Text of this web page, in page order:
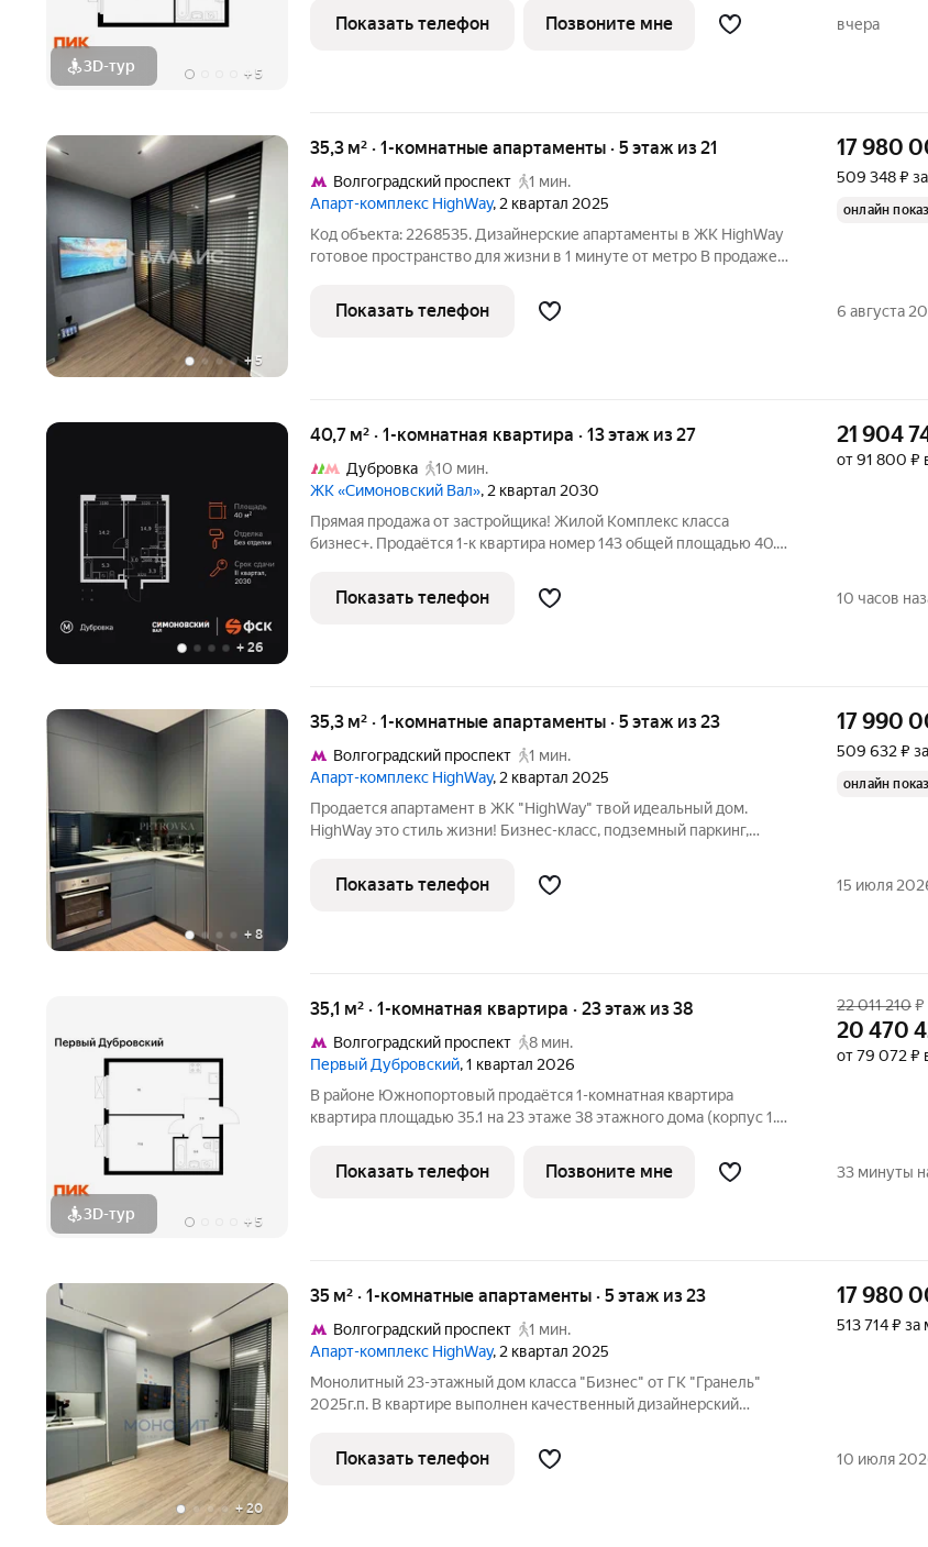
3D-тур + 5
расположение 5 минут пешком до станции метро «Волгоградский
проспект». 7 минут
Показать телефон Позвоните мне вчера
+ 5
35,3 м² · 1-комнатные апартаменты · 5 этаж из 21
Волгоградский проспект
1 мин.
Апарт-комплекс HighWay, 2 квартал 2025
Код объекта: 2268535. Дизайнерские апартаменты в ЖК HighWay
готовое пространство для жизни в 1 минуте от метро В продаже
HighWay. Здесь уже создано всё, чтобы просто открыть дверь и
начать жить:
17 980
509 348 ₽
онлайн показ
Показать телефон 6 августа
+ 26
40,7 м² · 1-комнатная квартира · 13 этаж из 27
Дубровка
10 мин.
ЖК «Симоновский Вал», 2 квартал 2030
Прямая продажа от застройщика! Жилой Комплекс класса
бизнес+. Продаётся 1-к квартира номер 143 общей площадью 40.7
спальня, в которой можно разместить большую кровать. -
Линейная
21 904
от 91 800 ₽
Показать телефон 10 часов
+ 8
35,3 м² · 1-комнатные апартаменты · 5 этаж из 23
Волгоградский проспект
1 мин.
Апарт-комплекс HighWay, 2 квартал 2025
Продается апартамент в ЖК "HighWay" твой идеальный дом.
HighWay это стиль жизни! Бизнес-класс, подземный паркинг,
Безопасность на высшем уровне! Квартира после дизайнерского
ремонта с
17 990
509 632 ₽
онлайн показ
Показать телефон 15 июля
3D-тур + 5
35,1 м² · 1-комнатная квартира · 23 этаж из 38
Волгоградский проспект
8 мин.
Первый Дубровский, 1 квартал 2026
В районе Южнопортовый продаётся 1-комнатная квартира
квартира площадью 35.1 на 23 этаже 38 этажного дома (корпус 1.4,
расположение 5 минут пешком до станции метро «Волгоградский
проспект». 7 минут
22 011 210₽
20 470
от 79 072 ₽
Показать телефон Позвоните мне 33 минуты
+20
35 м² · 1-комнатные апартаменты · 5 этаж из 23
Волгоградский проспект
1 мин.
Апарт-комплекс HighWay, 2 квартал 2025
Монолитный 23-этажный дом класса "Бизнес" от ГК "Гранель"
2025г.п. В квартире выполнен качественный дизайнерский
Квартира с панорамным остеклением. Пространство наполнено
естественным светом и
17 980
513 714 ₽ за
Показать телефон 10 июля